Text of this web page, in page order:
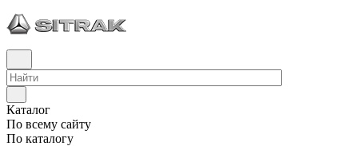
Каталог
По всему сайту
По каталогу